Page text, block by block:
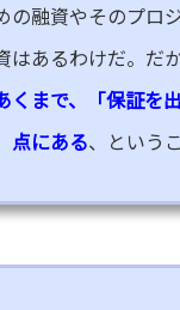
の融資やそのプロ
あるわけだ。だか
くまで、「保証を
点にある、という